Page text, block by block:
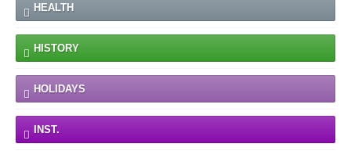
HEALTH
HISTORY
HOLIDAYS
INST.